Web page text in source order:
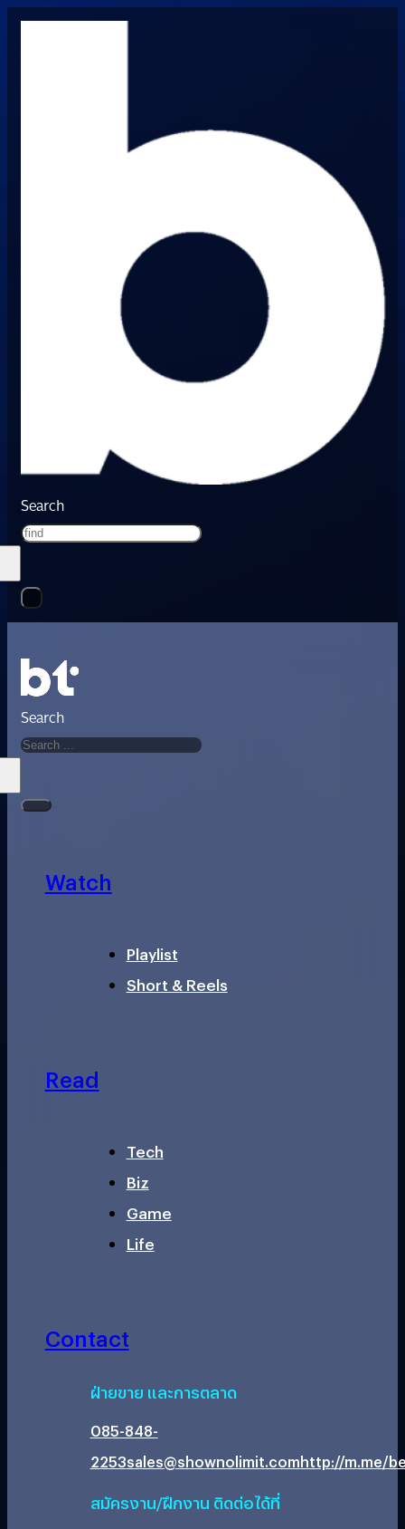
Search
Search
Watch
Playlist
Short & Reels
Read
Tech
Biz
Game
Life
Contact
ฝ่ายขาย และการตลาด
085-848-
2253sales@shownolimit.comhttp://m.me/
สมัครงาน/ฝึกงาน ติดต่อได้ที่